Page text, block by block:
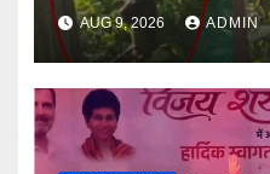
AUG 9, 2026 ADMIN